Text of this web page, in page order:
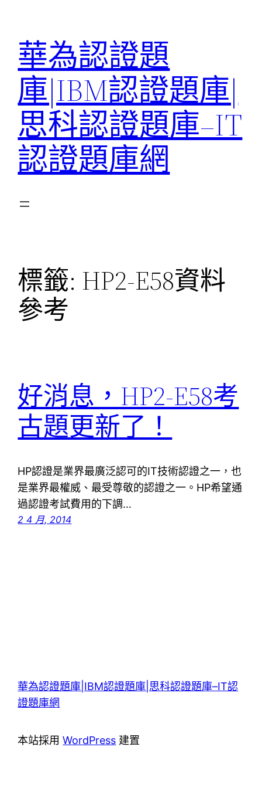
華為認證題
庫|IBM認證題庫|
思科認證題庫–IT
認證題庫網
標籤: HP2-E58資料
參考
好消息，HP2-E58考
古題更新了！
HP認證是業界最廣泛認可的IT技術認證之一，也
是業界最權威、最受尊敬的認證之一。HP希望通
過認證考試費用的下調…
2 4 月, 2014
華為認證題庫|IBM認證題庫|思科認證題庫–IT認
證題庫網
本站採用WordPress 建置